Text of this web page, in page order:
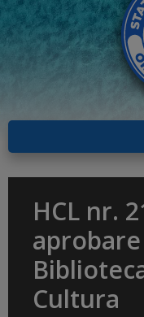
HCL nr.
aprobare
Cultura